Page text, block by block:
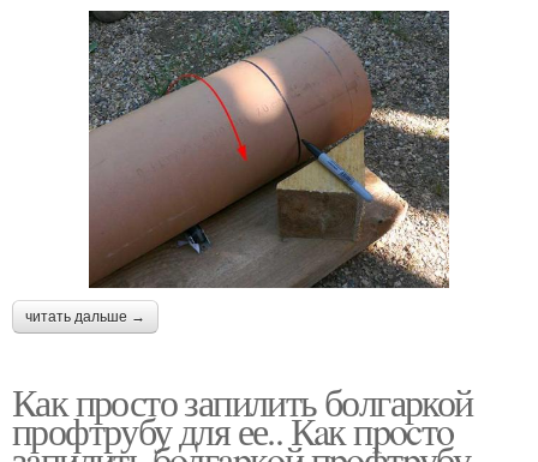
читать дальше →
Как просто запилить болгаркой
профтрубу для ее.. Кaк пpocтo